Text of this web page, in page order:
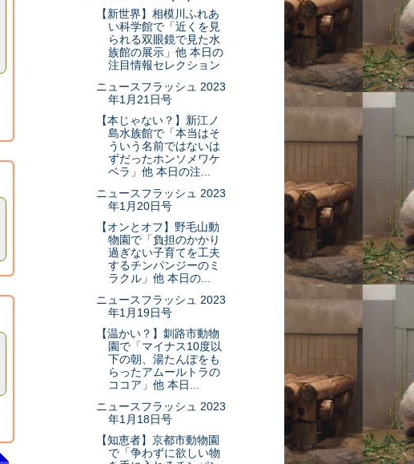
【新世界】相模川ふれあ
い科学館で「近くを見
られる双眼鏡で見た水
族館の展示」他 本日の
注目情報セレクション
ニュースフラッシュ 2023
年1月21日号
【本じゃない？】新江ノ
島水族館で「本当はそ
ういう名前ではないは
ずだったホンソメワケ
ベラ」他 本日の注...
ニュースフラッシュ 2023
年1月20日号
【オンとオフ】野毛山動
物園で「負担のかかり
過ぎない子育てを工夫
するチンパンジーのミ
ラクル」他 本日の...
ニュースフラッシュ 2023
年1月19日号
【温かい？】釧路市動物
園で「マイナス10度以
下の朝、湯たんぽをも
らったアムールトラの
ココア」他 本日...
ニュースフラッシュ 2023
年1月18日号
【知恵者】京都市動物園
で「争わずに欲しい物